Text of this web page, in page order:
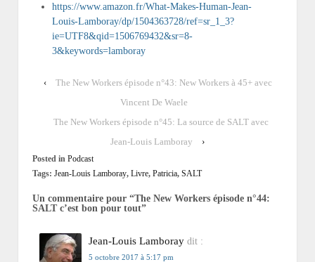
https://www.amazon.fr/What-Makes-Human-Jean-
Louis-Lamboray/dp/1504363728/ref=sr_1_3?
ie=UTF8&qid=1506769432&sr=8-
3&keywords=lamboray
‹
The New Workers épisode n°43: New Workers à 45+ avec
Vincent De Waele
The New Workers épisode n°45: La source de SALT avec
Jean-Louis Lamboray
›
Posted in Podcast
Tags: Jean-Louis Lamboray, Livre, Patricia, SALT
Un commentaire pour “The New Workers épisode n°44:
SALT c’est bon pour tout”
Jean-Louis Lamboray dit :
5 octobre 2017 à 5:17 pm